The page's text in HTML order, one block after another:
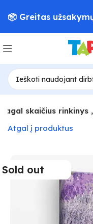
skaičius rinkinys
Atgal į produktus
Sold out
📦 Greitas